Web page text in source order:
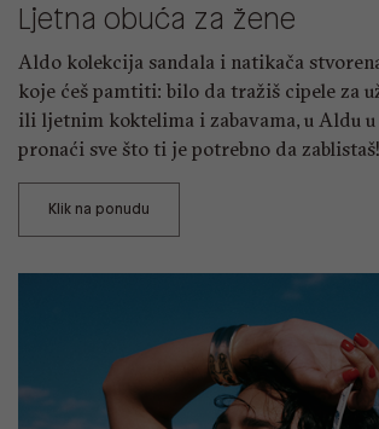
Ljetna obuća za žene
Aldo kolekcija sandala i natikača
koje ćeš pamtiti: bilo da tražiš cipele za
ili ljetnim koktelima i zabavama, u Aldu u
pronaći sve što ti je potrebno da zablistaš!
Klik na ponudu